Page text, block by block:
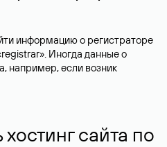
информацию о регистраторе
Иногда данные о
например, если возник
сайта по